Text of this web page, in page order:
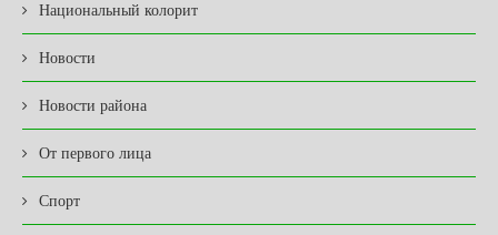
Национальный колорит
Новости
Новости района
От первого лица
Спорт